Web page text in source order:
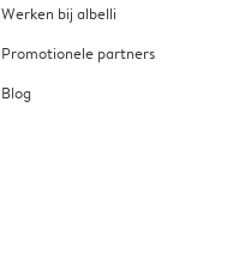
Werken bij albelli
Promotionele partners
Blog